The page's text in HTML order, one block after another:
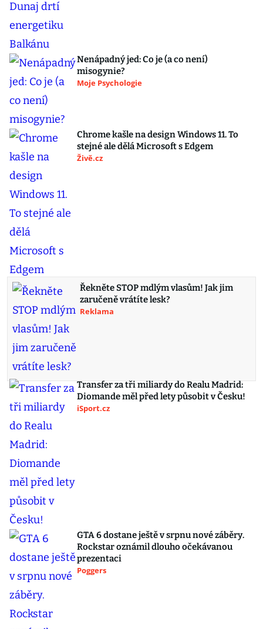
Nenápadný jed: Co je (a co není)
misogynie?
Moje Psychologie
Chrome kašle na design Windows 11. To
stejné ale dělá Microsoft s Edgem
Živě.cz
Řekněte STOP mdlým vlasům! Jak jim
zaručeně vrátíte lesk?
Reklama
Transfer za tři miliardy do Realu Madrid:
Diomande měl před lety působit v Česku!
iSport.cz
GTA 6 dostane ještě v srpnu nové záběry.
Rockstar oznámil dlouho očekávanou
prezentaci
Poggers